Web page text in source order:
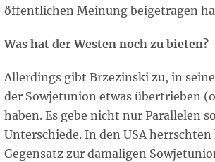
öffentlichen Meinung beigetragen
Was hat der Westen noch zu bieten?
Allerdings gibt Brzezinski zu, in
der Sowjetunion etwas übertrieben
haben. Es gebe nicht nur Parallelen
Unterschiede. In den USA
Gegensatz zur damaligen